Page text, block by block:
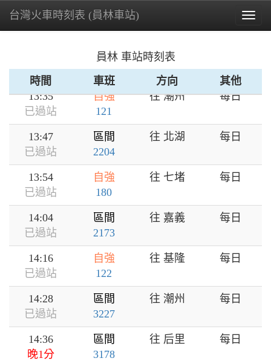
台灣火車時刻表 (員林車站)
員林 車站時刻表
時間
車班 方向 其他
13:21
已過站
區間
3168
已過站
區間
3217
往 潮州
13:35
已過站
自強
121
往 潮州 每日
13:47
已過站
區間
2204
往 北湖 每日
13:54
已過站
自強
180
往 七堵 每日
14:04
已過站
區間
2173
往 嘉義 每日
14:16
已過站
自強
122
往 基隆 每日
14:28
已過站
區間
3227
往 潮州 每日
14:36
晚1分
區間
3178
往 后里 每日